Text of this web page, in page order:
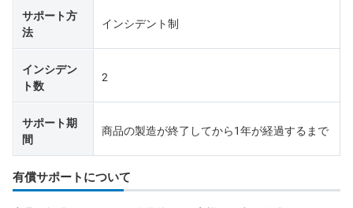
サポート方
法
インシデント制
インシデン
ト数
2
サポート期
間
商品の製造が終了してから1年が経過するまで
有償サポートについて